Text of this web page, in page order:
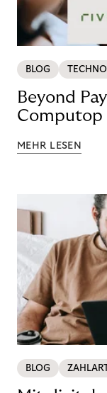
BLOG
Beyond
Computop
MEHR LESEN
BLOG